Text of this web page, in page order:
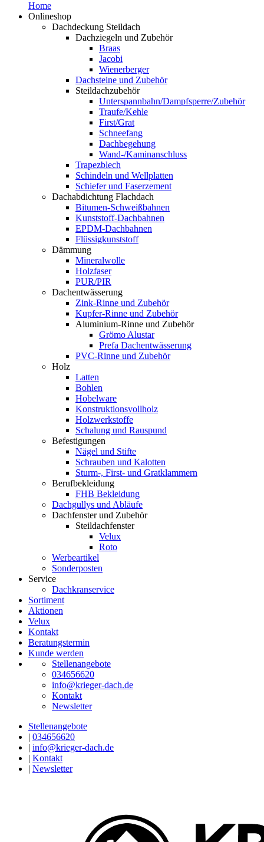
Home
Onlineshop
Dachdeckung Steildach
Dachziegeln und Zubehör
Braas
Jacobi
Wienerberger
Dachsteine und Zubehör
Steildachzubehör
Unterspannbahn/Dampfsperre/Zubehör
Traufe/Kehle
First/Grat
Schneefang
Dachbegehung
Wand-/Kaminanschluss
Trapezblech
Schindeln und Wellplatten
Schiefer und Faserzement
Dachabdichtung Flachdach
Bitumen-Schweißbahnen
Kunststoff-Dachbahnen
EPDM-Dachbahnen
Flüssigkunststoff
Dämmung
Mineralwolle
Holzfaser
PUR/PIR
Dachentwässerung
Zink-Rinne und Zubehör
Kupfer-Rinne und Zubehör
Aluminium-Rinne und Zubehör
Grömo Alustar
Prefa Dachentwässerung
PVC-Rinne und Zubehör
Holz
Latten
Bohlen
Hobelware
Konstruktionsvollholz
Holzwerkstoffe
Schalung und Rauspund
Befestigungen
Nägel und Stifte
Schrauben und Kalotten
Sturm-, First- und Gratklammern
Berufbekleidung
FHB Bekleidung
Dachgullys und Abläufe
Dachfenster und Zubehör
Steildachfenster
Velux
Roto
Werbeartikel
Sonderposten
Service
Dachkranservice
Sortiment
Aktionen
Velux
Kontakt
Beratungstermin
Kunde werden
Stellenangebote
034656620
info@krieger-dach.de
Kontakt
Newsletter
Stellenangebote
| 034656620
| info@krieger-dach.de
| Kontakt
| Newsletter